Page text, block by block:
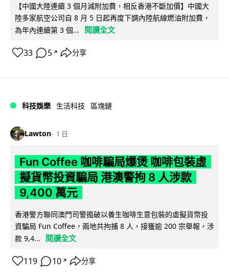
【中國大陸連續 3 個月減附加費，相反香港不斷加價】中國大
陸多家航空公司自 8 月 5 日起再度下調內陸航線燃油附加費，
為年內連續第 3 個...
閱讀全文
33 5 ↗ 分享
科技娛樂 生活科技 區塊鏈
Lawton 1 日
Fun Coffee 咖啡騙局爆煲 咖啡包裝虛
擬貨幣投資騙局 港澳警拘 8 人涉款
9,400 萬元
香港警方聯同澳門司警搗破以養生咖啡生意包裝的虛擬貨幣投
資騙局 Fun Coffee，兩地共拘捕 8 人，接獲逾 200 宗舉報，涉
款 9,4...
閱讀全文
119 10 ↗ 分享